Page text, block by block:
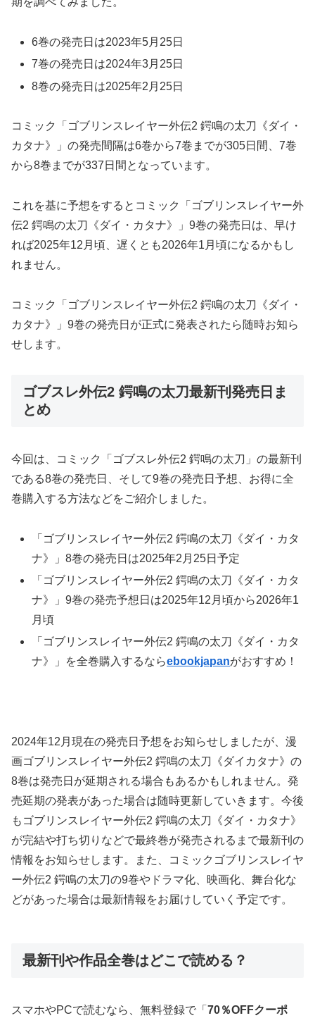
6巻の発売日は2023年5月25日
7巻の発売日は2024年3月25日
8巻の発売日は2025年2月25日
コミック「ゴブリンスレイヤー外伝2 鍔鳴の太刀《ダイ・
カタナ》」の発売間隔は6巻から7巻までが305日間、7巻
から8巻までが337日間となっています。
これを基に予想をするとコミック「ゴブリンスレイヤー外
伝2 鍔鳴の太刀《ダイ・カタナ》」9巻の発売日は、早け
れば2025年12月頃、遅くとも2026年1月頃になるかもし
れません。
コミック「ゴブリンスレイヤー外伝2 鍔鳴の太刀《ダイ・
カタナ》」9巻の発売日が正式に発表されたら随時お知ら
せします。
ゴブスレ外伝2 鍔鳴の太刀最新刊発売日ま
とめ
今回は、コミック「ゴブスレ外伝2 鍔鳴の太刀」の最新刊
である8巻の発売日、そして9巻の発売日予想、お得に全
巻購入する方法などをご紹介しました。
「ゴブリンスレイヤー外伝2 鍔鳴の太刀《ダイ・カタ
ナ》」8巻の発売日は2025年2月25日予定
「ゴブリンスレイヤー外伝2 鍔鳴の太刀《ダイ・カタ
ナ》」9巻の発売予想日は2025年12月頃から2026年1
月頃
「ゴブリンスレイヤー外伝2 鍔鳴の太刀《ダイ・カタ
ナ》」を全巻購入するならebookjapanがおすすめ！
2024年12月現在の発売日予想をお知らせしましたが、漫
画ゴブリンスレイヤー外伝2 鍔鳴の太刀《ダイカタナ》の
8巻は発売日が延期される場合もあるかもしれません。発
売延期の発表があった場合は随時更新していきます。今後
もゴブリンスレイヤー外伝2 鍔鳴の太刀《ダイ・カタナ》
が完結や打ち切りなどで最終巻が発売されるまで最新刊の
情報をお知らせします。また、コミックゴブリンスレイヤ
ー外伝2 鍔鳴の太刀の9巻やドラマ化、映画化、舞台化な
どがあった場合は最新情報をお届けしていく予定です。
最新刊や作品全巻はどこで読める？
スマホやPCで読むなら、無料登録で「 70％OFFクーポ